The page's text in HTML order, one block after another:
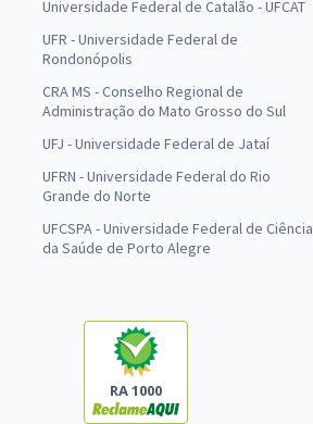
Universidade Federal de Catalão - UFCAT
UFR - Universidade Federal de
Rondonópolis
CRA MS - Conselho Regional de
Administração do Mato Grosso do Sul
UFJ - Universidade Federal de Jataí
UFRN - Universidade Federal do Rio
Grande do Norte
UFCSPA - Universidade Federal de Ciência
da Saúde de Porto Alegre
RA 1000